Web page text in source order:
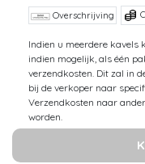
Overschrijving
Indien u meerdere kavels
indien mogelijk, als één
verzendkosten. Dit zal in
bij de verkoper naar
Verzendkosten naar
worden.